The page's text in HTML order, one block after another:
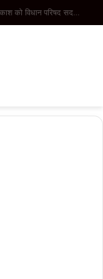
Uttar Pradesh : घुमंतू समाज को दर-दर की ठोकरें नहीं खानी पड़ेंगी, सम्मान के साथ मिलेगा विकास का अवसर- मुख्यमंत्री